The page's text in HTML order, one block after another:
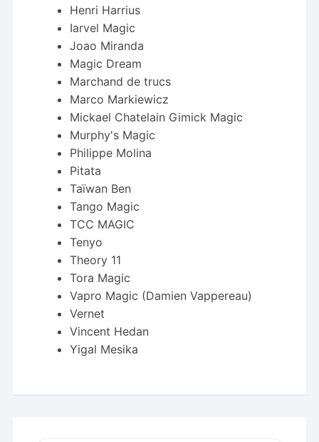
Henri Harrius
Iarvel Magic
Joao Miranda
Magic Dream
Marchand de trucs
Marco Markiewicz
Mickael Chatelain Gimick Magic
Murphy's Magic
Philippe Molina
Pitata
Taïwan Ben
Tango Magic
TCC MAGIC
Tenyo
Theory 11
Tora Magic
Vapro Magic (Damien Vappereau)
Vernet
Vincent Hedan
Yigal Mesika